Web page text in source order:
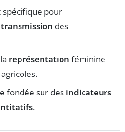
spécifique pour
transmission des
représentation féminine
fondée sur des indicateurs
.